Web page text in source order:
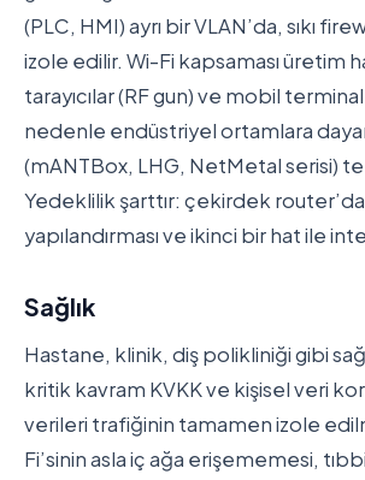
(PLC, HMI) ayrı bir VLAN’da, sıkı
izole edilir. Wi-Fi kapsaması üretim
tarayıcılar (RF gun) ve mobil
nedenle endüstriyel ortamlara
(mANTBox, LHG, NetMetal serisi)
Yedeklilik şarttır: çekirdek
yapılandırması ve ikinci bir hat ile
Sağlık
Hastane, klinik, diş polikliniği gibi
kritik kavram KVKK ve kişisel veri
verileri trafiğinin tamamen izole
Fi’sinin asla iç ağa erişememesi,